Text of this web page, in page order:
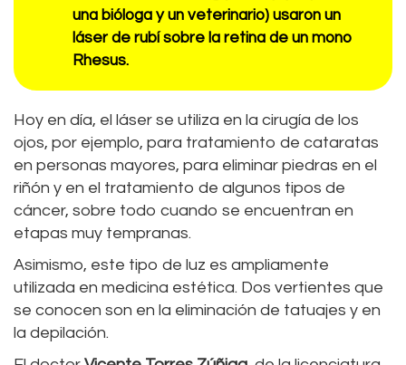
una bióloga y un veterinario) usaron un
láser de rubí sobre la retina de un mono
Rhesus.
Hoy en día, el láser se utiliza en la cirugía de los
ojos, por ejemplo, para tratamiento de cataratas
en personas mayores, para eliminar piedras en el
riñón y en el tratamiento de algunos tipos de
cáncer, sobre todo cuando se encuentran en
etapas muy tempranas.
Asimismo, este tipo de luz es ampliamente
utilizada en medicina estética. Dos vertientes que
se conocen son en la eliminación de tatuajes y en
la depilación.